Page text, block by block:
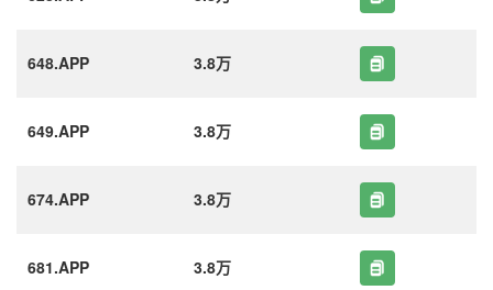
648.APP 3.8万
649.APP 3.8万
674.APP 3.8万
681.APP 3.8万